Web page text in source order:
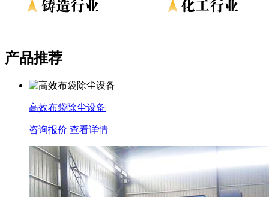
产品推荐
高效布袋除尘设备
咨询报价 查看详情